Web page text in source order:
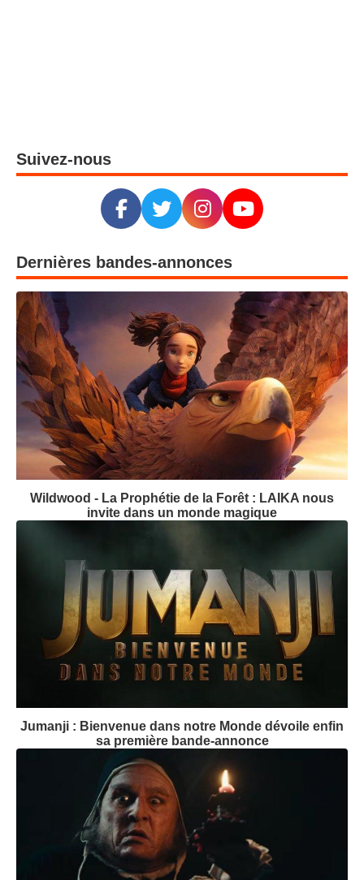
Suivez-nous
Dernières bandes-annonces
Wildwood - La Prophétie de la Forêt : LAIKA nous
invite dans un monde magique
Jumanji : Bienvenue dans notre Monde dévoile enfin
sa première bande-annonce